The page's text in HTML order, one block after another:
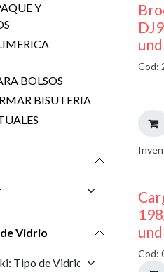
Y
BOLSOS
BISUTERIA
Vidrio
und
Cod:
und
Cod: